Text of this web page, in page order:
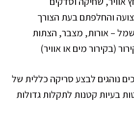
והחלפתם בעת הצורך
– אורות, מצבר, הצתות
(בקירור מים או אוויר)
נוהגים לבצע סריקה כללית של
בעיות קטנות לתקלות גדולות